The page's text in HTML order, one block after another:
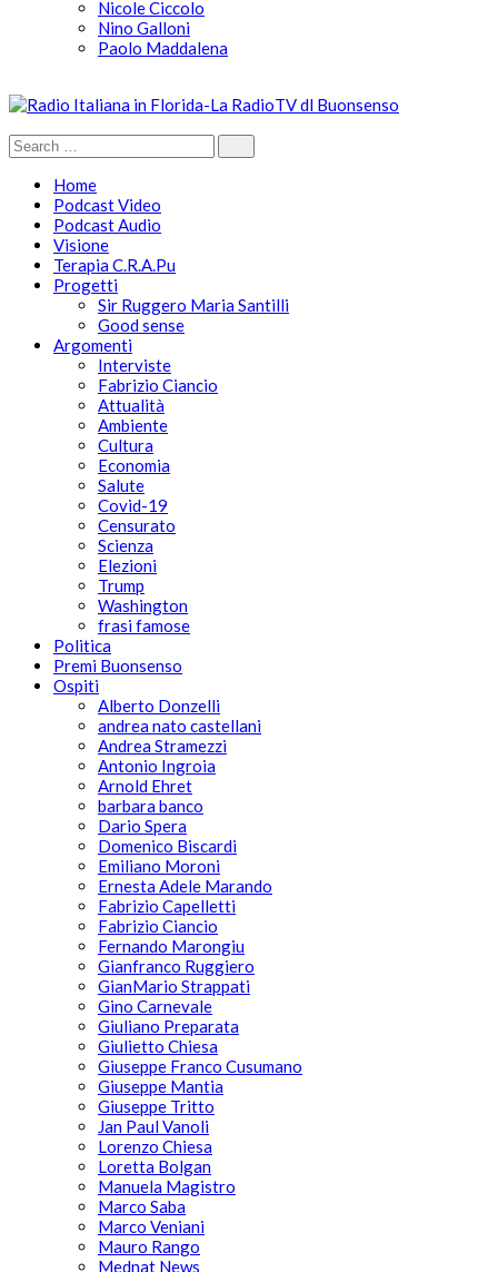
Nicole Ciccolo
Nino Galloni
Paolo Maddalena
Home
Podcast Video
Podcast Audio
Visione
Terapia C.R.A.Pu
Progetti
Sir Ruggero Maria Santilli
Good sense
Argomenti
Interviste
Fabrizio Ciancio
Attualità
Ambiente
Cultura
Economia
Salute
Covid-19
Censurato
Scienza
Elezioni
Trump
Washington
frasi famose
Politica
Premi Buonsenso
Ospiti
Alberto Donzelli
andrea nato castellani
Andrea Stramezzi
Antonio Ingroia
Arnold Ehret
barbara banco
Dario Spera
Domenico Biscardi
Emiliano Moroni
Ernesta Adele Marando
Fabrizio Capelletti
Fabrizio Ciancio
Fernando Marongiu
Gianfranco Ruggiero
GianMario Strappati
Gino Carnevale
Giuliano Preparata
Giulietto Chiesa
Giuseppe Franco Cusumano
Giuseppe Mantia
Giuseppe Tritto
Jan Paul Vanoli
Lorenzo Chiesa
Loretta Bolgan
Manuela Magistro
Marco Saba
Marco Veniani
Mauro Rango
Mednat News